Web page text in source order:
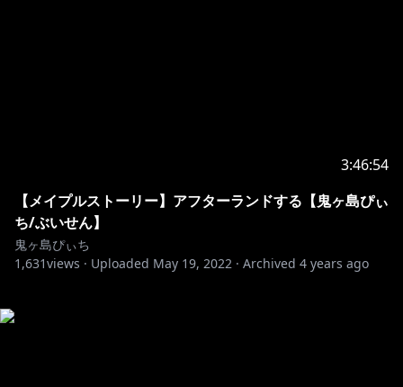
3:46:54
【メイプルストーリー】アフターランドする【鬼ヶ島ぴぃ
ち/ぶいせん】
鬼ヶ島ぴぃち
1,631views · Uploaded May 19, 2022 · Archived 4 years ago